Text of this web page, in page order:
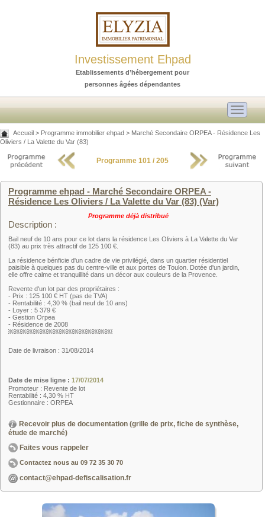
Investissement Ehpad
Etablissements d’hébergement pour
personnes âgées dépendantes
Toggle
Accueil > Programme immobilier ehpad > Marché Secondaire ORPEA - Résidence Les
Oliviers / La Valette du Var (83)
Programme 101 / 205
Programme ehpad - Marché Secondaire ORPEA -
Résidence Les Oliviers / La Valette du Var (83) (Var)
Programme déjà distribué
Description :
Bail neuf de 10 ans pour ce lot dans la résidence Les Oliviers à La Valette du Var
(83) au prix très attractif de 125 100 €.
La résidence bénficie d'un cadre de vie privilégié, dans un quartier résidentiel
paisible à quelques pas du centre-ville et aux portes de Toulon. Dotée d'un jardin,
elle offre calme et tranquillité dans un décor aux couleurs de la Provence.
Revente d'un lot par des propriétaires :
- Prix : 125 100 € HT (pas de TVA)
- Rentabilité : 4,30 % (bail neuf de 10 ans)
- Loyer : 5 379 €
- Gestion Orpea
- Résidence de 2008
￼￼￼￼￼￼￼￼￼￼￼￼￼￼￼￼
Date de livraison : 31/08/2014
Date de mise ligne : 17/07/2014
Promoteur : Revente de lot
Rentabilité : 4,30 % HT
Gestionnaire : ORPEA
Recevoir plus de documentation (grille de prix, fiche de synthèse,
étude de marché)
Faites vous rappeler
Contactez nous au 09 72 35 30 70
contact@ehpad-defiscalisation.fr